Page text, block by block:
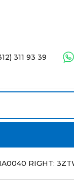
311 93 39
RIGHT: